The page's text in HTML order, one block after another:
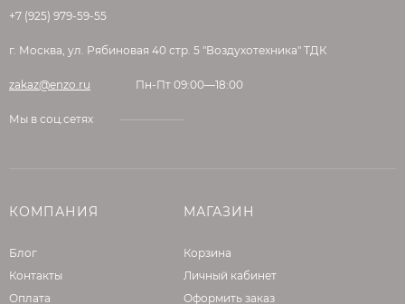
зданий и конструкций.
системы, которая придает полимерной
Grafica Sil эластичность и устойчивость к
трещинообразованию в процессе
Grafica Sil после полного высыхания
паропроницаемости, который
способствует эффективному удалению
избыточной влаги из ограждающих
+7 (925) 979-59-55
г. Москва, ул. Рябиновая 40 стр. 5 "Воздухотехника" ТДК
zakaz@enzo.ru Пн-Пт 09:00—18:00
Мы в соц.сетях
КОМПАНИЯ
Блог
Контакты
Оплата
МАГАЗИН
Корзина
Личный кабинет
Оформить заказ